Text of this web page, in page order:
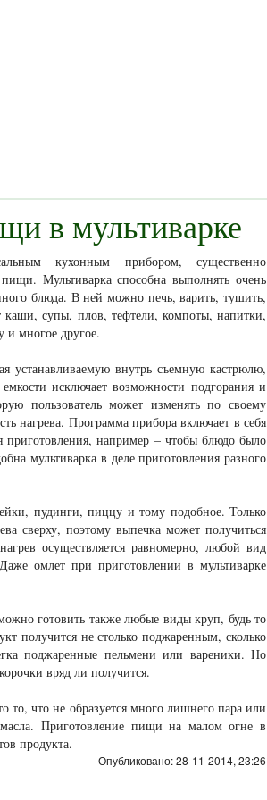
в мультиварке
кухонным прибором, существенно
Мультиварка способна выполнять очень
блюда. В ней можно печь, варить, тушить,
каши, супы, плов, тефтели, компоты, напитки,
многое другое.
устанавливаемую внутрь съемную кастрюлю,
исключает возможности подгорания и
пользователь может изменять по своему
нагрева. Программа прибора включает в себя
приготовления, например – чтобы блюдо было
мультиварка в деле приготовления разного
пудинги, пиццу и тому подобное. Только
сверху, поэтому выпечка может получиться
осуществляется равномерно, любой вид
омлет при приготовлении в мультиварке
готовить также любые виды круп, будь то
получится не столько поджаренным, сколько
поджаренные пельмени или вареники. Но
вряд ли получится.
что не образуется много лишнего пара или
Приготовление пищи на малом огне в
продукта.
Опубликовано: 28-11-2014, 23:26